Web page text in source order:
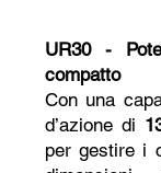
UR30 -
compatto
Con una
d’azione di
per gestire i